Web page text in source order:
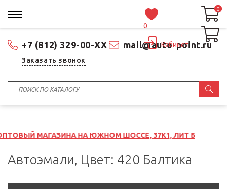
+7 (812) 329-00-XX mail@auto-point.ru
Заказать звонок
0
Кабинет
0
0
НА ЮЖНОМ ШОССЕ, 37К1, ЛИТ Б
Автоэмали, Цвет: 420 Балтика